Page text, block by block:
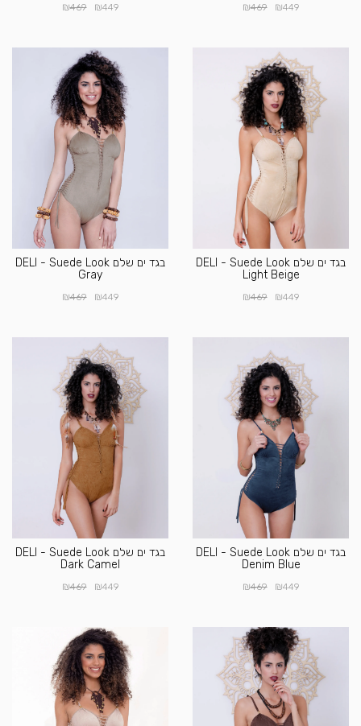
₪449
₪469
₪449
₪469
בגד ים שלם DELI - Suede Look
Light Beige
₪449
₪469
בגד ים שלם DELI - Suede Look
Gray
₪449
₪469
בגד ים שלם DELI - Suede Look
Denim Blue
₪449
₪469
בגד ים שלם DELI - Suede Look
Dark Camel
₪449
₪469